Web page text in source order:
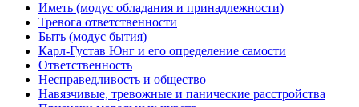
Иметь (модус обладания и принадлежности)
Тревога ответственности
Быть (модус бытия)
Карл-Густав Юнг и его определение самости
Ответственность
Несправедливость и общество
Навязчивые, тревожные и панические расстройства